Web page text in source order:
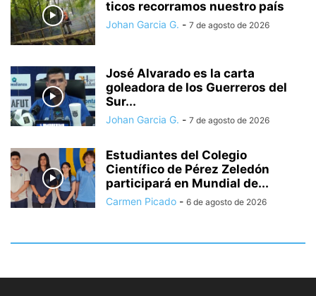
ticos recorramos nuestro país
Johan Garcia G. - 7 de agosto de 2026
José Alvarado es la carta
goleadora de los Guerreros del
Sur...
Johan Garcia G. - 7 de agosto de 2026
Estudiantes del Colegio
Científico de Pérez Zeledón
participará en Mundial de...
Carmen Picado - 6 de agosto de 2026